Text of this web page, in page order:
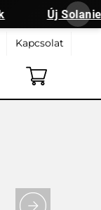
Új Solanie
Kapcsolat